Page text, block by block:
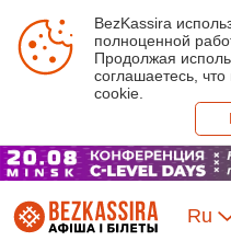
BezKassira
полноценной
Продолжая
соглашаетесь,
cookie.
Ru